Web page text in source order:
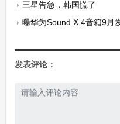
三星告急，韩国慌了
曝华为Sound X 4音箱9月
发表评论：